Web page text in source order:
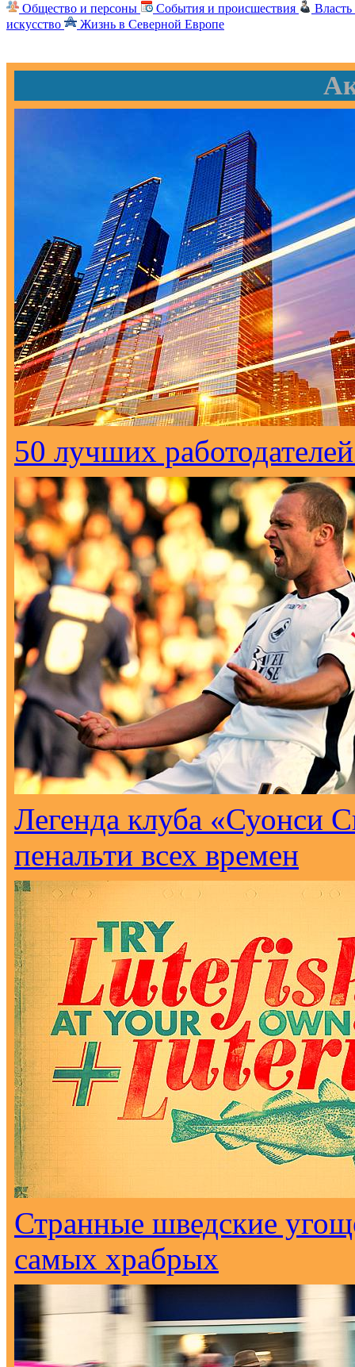
Общество и персоны События и происшествия
искусство
Жизнь в Северной Европе
50 лучших
Легенда клуба «Суонси
пенальти всех времен
Странные шведские
самых храбрых